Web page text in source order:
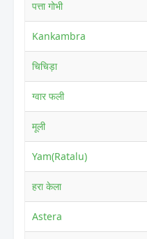
पत्ता गोभी
Kankambra
चिचिड़ा
ग्वार फली
मूली
Yam(Ratalu)
हरा केला
Astera